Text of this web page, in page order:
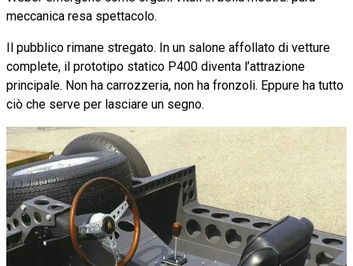
meccanica resa spettacolo.
Il pubblico rimane stregato. In un salone affollato di vetture
complete, il prototipo statico P400 diventa l’attrazione
principale. Non ha carrozzeria, non ha fronzoli. Eppure ha tutto
ciò che serve per lasciare un segno.